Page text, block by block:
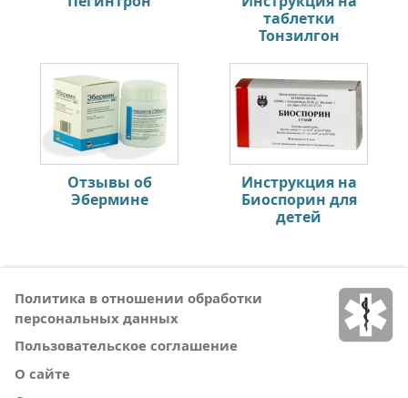
таблетки
Тонзилгон
Отзывы об
Эбермине
Инструкция на
Биоспорин для
детей
Политика в отношении обработки
персональных данных
Пользовательское соглашение
О сайте